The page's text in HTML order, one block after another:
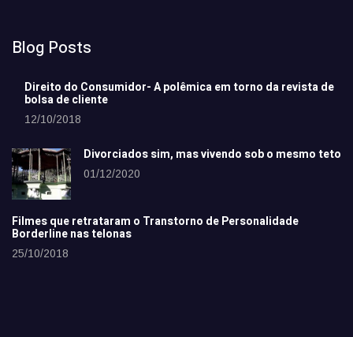
Blog Posts
Direito do Consumidor- A polêmica em torno da revista de
bolsa de cliente
12/10/2018
Divorciados sim, mas vivendo sob o mesmo teto
01/12/2020
Filmes que retrataram o Transtorno de Personalidade
Borderline nas telonas
25/10/2018